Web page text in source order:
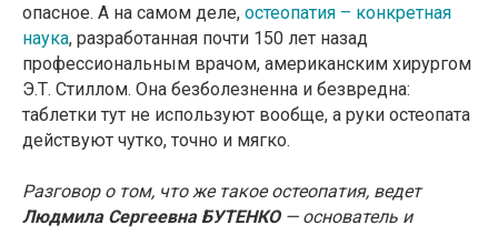
опасное. А на самом деле, остеопатия – конкретная
наука, разработанная почти 150 лет назад
профессиональным врачом, американским хирургом
Э.Т. Стиллом. Она безболезненна и безвредна:
таблетки тут не используют вообще, а руки остеопата
действуют чутко, точно и мягко.
Разговор о том, что же такое остеопатия, ведет
Людмила Сергеевна БУТЕНКО— основатель и